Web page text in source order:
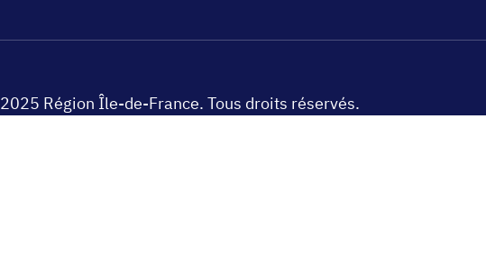
2025 Région Île-de-France. Tous droits réservés.